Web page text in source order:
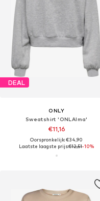
DEAL
ONLY
Sweatshirt 'ONLAlma'
€11,16
Oorspronkelijk: €34,90
Laatste laagste prijs:€12,51-10%